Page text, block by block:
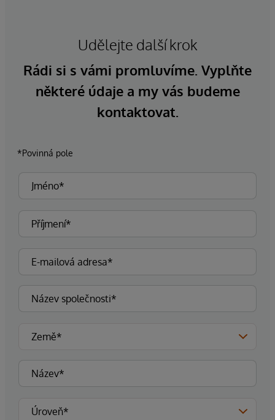
Udělejte další krok
Rádi si s vámi promluvíme. Vyplňte
některé údaje a my vás budeme
kontaktovat.
*Povinná pole